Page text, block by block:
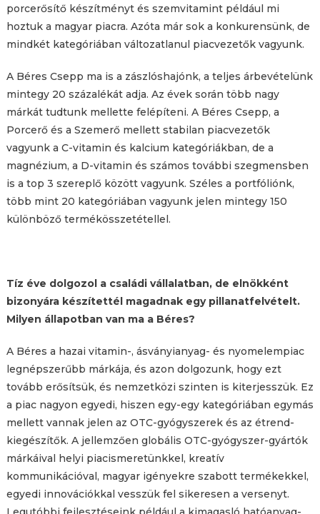
porcerősítő készítményt és szemvitamint például mi
hoztuk a magyar piacra. Azóta már sok a konkurensünk, de
mindkét kategóriában változatlanul piacvezetők vagyunk.
A Béres Csepp ma is a zászlóshajónk, a teljes árbevételünk
mintegy 20 százalékát adja. Az évek során több nagy
márkát tudtunk mellette felépíteni. A Béres Csepp, a
Porcerő és a Szemerő mellett stabilan piacvezetők
vagyunk a C-vitamin és kalcium kategóriákban, de a
magnézium, a D-vitamin és számos további szegmensben
is a top 3 szereplő között vagyunk. Széles a portfóliónk,
több mint 20 kategóriában vagyunk jelen mintegy 150
különböző termékösszetétellel.
Tíz éve dolgozol a családi vállalatban, de elnökként
bizonyára készítettél magadnak egy pillanatfelvételt.
Milyen állapotban van ma a Béres?
A Béres a hazai vitamin-, ásványianyag- és nyomelempiac
legnépszerűbb márkája, és azon dolgozunk, hogy ezt
tovább erősítsük, és nemzetközi szinten is kiterjesszük. Ez
a piac nagyon egyedi, hiszen egy-egy kategóriában egymás
mellett vannak jelen az OTC-gyógyszerek és az étrend-
kiegészítők. A jellemzően globális OTC-gyógyszer-gyártók
márkáival helyi piacismeretünkkel, kreatív
kommunikációval, magyar igényekre szabott termékekkel,
egyedi innovációkkal vesszük fel sikeresen a versenyt.